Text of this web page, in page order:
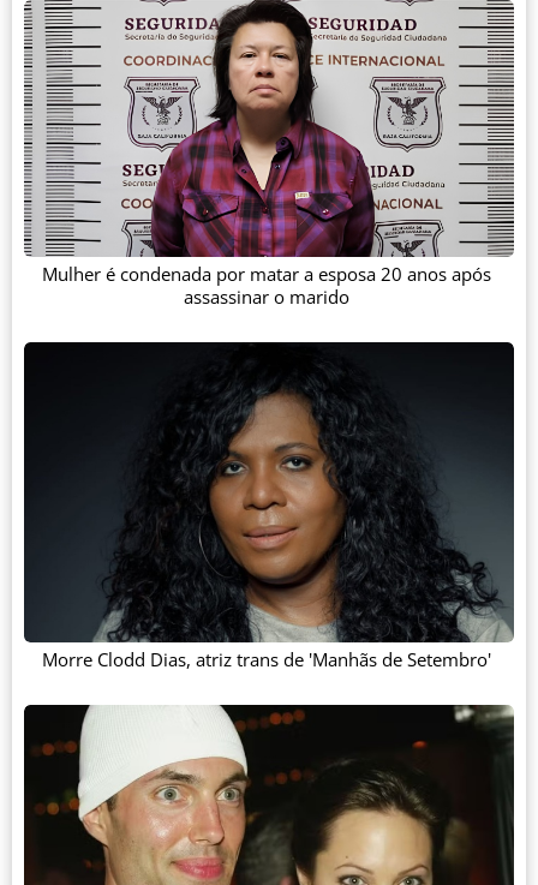
Mulher é condenada por matar a esposa 20 anos após
assassinar o marido
Morre Clodd Dias, atriz trans de 'Manhãs de Setembro'